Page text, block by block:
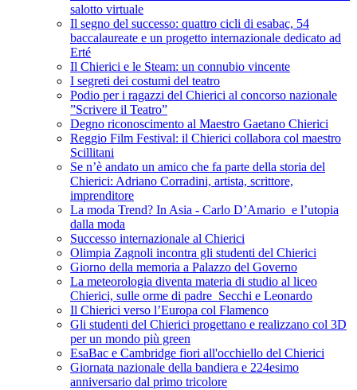
salotto virtuale
Il segno del successo: quattro cicli di esabac, 54
baccalaureate e un progetto internazionale dedicato ad
Erté
Il Chierici e le Steam: un connubio vincente
I segreti dei costumi del teatro
Podio per i ragazzi del Chierici al concorso nazionale
”Scrivere il Teatro”
Degno riconoscimento al Maestro Gaetano Chierici
Reggio Film Festival: il Chierici collabora col maestro
Scillitani
Se n’è andato un amico che fa parte della storia del
Chierici: Adriano Corradini, artista, scrittore,
imprenditore
La moda Trend? In Asia - Carlo D’Amario e l’utopia
dalla moda
Successo internazionale al Chierici
Olimpia Zagnoli incontra gli studenti del Chierici
Giorno della memoria a Palazzo del Governo
La meteorologia diventa materia di studio al liceo
Chierici, sulle orme di padre Secchi e Leonardo
Il Chierici verso l’Europa col Flamenco
Gli studenti del Chierici progettano e realizzano col 3D
per un mondo più green
EsaBac e Cambridge fiori all'occhiello del Chierici
Giornata nazionale della bandiera e 224esimo
anniversario dal primo tricolore